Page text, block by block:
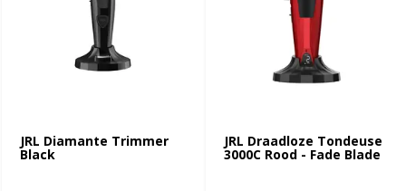
JRL Diamante Trimmer
Black
JRL Draadloze Tondeuse
3000C Rood - Fade Blade